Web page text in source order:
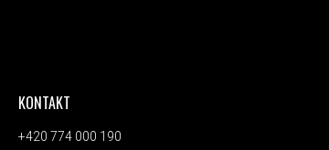
KONTAKT
+420 774 000 190